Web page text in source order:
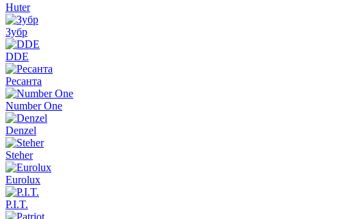
Huter
Зубр
DDE
Ресанта
Number One
Denzel
Steher
Eurolux
P.I.T.